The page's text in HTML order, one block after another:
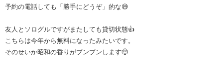
予約の電話しても「勝手にどうぞ」的な😅
友人とソログルですがまたしても貸切状態👍
こちらは今年から無料になったみたいです。
そのせいか昭和の香りがプンプンします🤠